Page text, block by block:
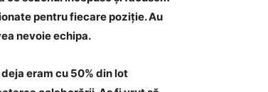
pentru fiecare poziție. Au
nevoie echipa.
eram cu 50% din lot